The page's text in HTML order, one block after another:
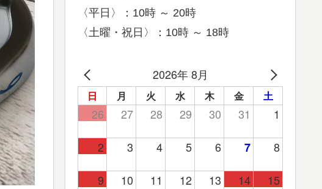
〈平日〉：10時 ～ 20時
〈土曜・祝日〉：10時 ～ 18時
2026年 8月
日 月 火 水 木 金 土
26 27 28 29 30 31 1
2 3 4 5 6 7 8
9 10 11 12 13 14 15